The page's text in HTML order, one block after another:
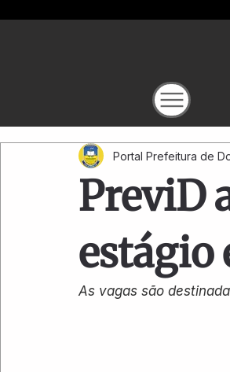
PreviD
estágio
Portal Prefeitura de
As vagas são